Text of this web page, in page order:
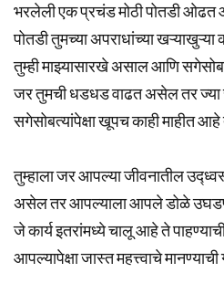
भरलेली एक प्रचंड मोठी पोतडी ओढत
पोतडी तुमच्या अपराधांच्या
तुम्ही माझ्यासारखे असाल आणि
जर तुमची धडधड वाढत असेल तर ज्या
सगेसोबत्यांपेक्षा खूपच काही माहीत आहे
तुम्हाला जर आपल्या जीवनातील
असेल तर आपल्याला आपले डोळे
जे कार्य इतरांमध्ये चालू आहे ते
आपल्यापेक्षा जास्त महत्त्वाचे